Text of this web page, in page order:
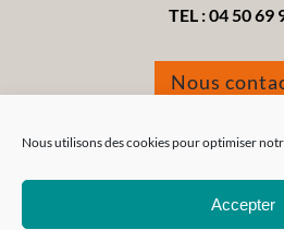
Nous utilisons des cookies pour optimiser
Accepter
TEL :04 50 69
Nous